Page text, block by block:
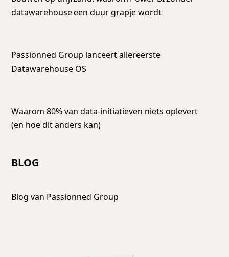
datawarehouse een duur grapje wordt
Passionned Group lanceert allereerste
Datawarehouse OS
Waarom 80% van data-initiatieven niets oplevert
(en hoe dit anders kan)
BLOG
Blog van Passionned Group